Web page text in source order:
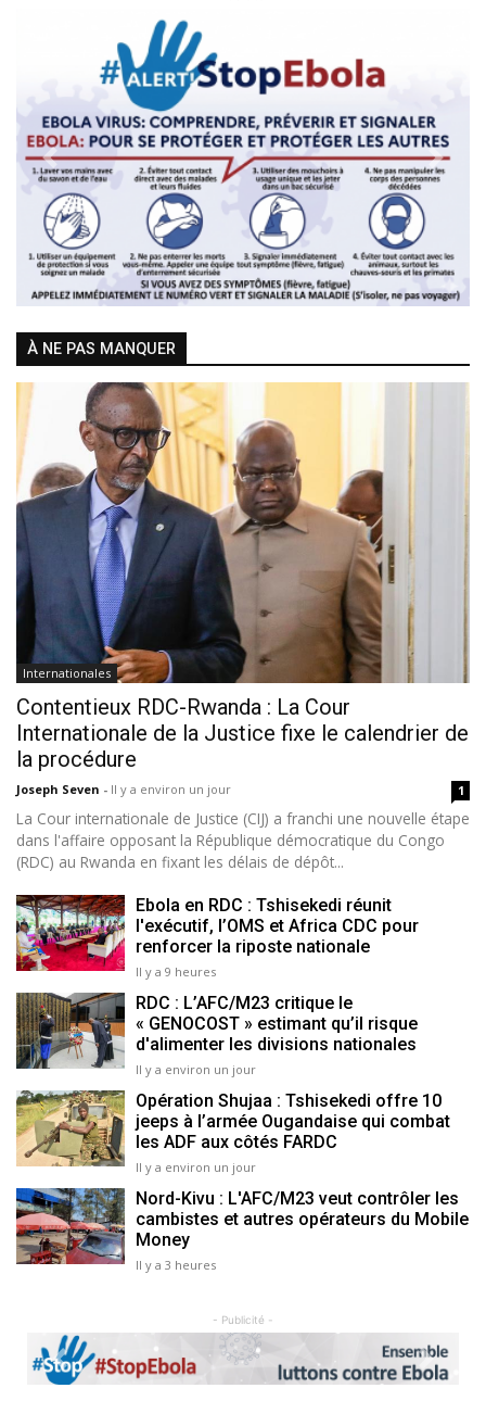
Previous Next
À NE PAS MANQUER
Internationales
Contentieux RDC-Rwanda : La Cour
Internationale de la Justice fixe le calendrier de
la procédure
Joseph Seven - Il y a environ un jour 1
La Cour internationale de Justice (CIJ) a franchi une nouvelle étape
dans l'affaire opposant la République démocratique du Congo
(RDC) au Rwanda en fixant les délais de dépôt...
Ebola en RDC : Tshisekedi réunit
l'exécutif, l’OMS et Africa CDC pour
renforcer la riposte nationale
Il y a 9 heures
RDC : L’AFC/M23 critique le
« GENOCOST » estimant qu’il risque
d'alimenter les divisions nationales
Il y a environ un jour
Opération Shujaa : Tshisekedi offre 10
jeeps à l’armée Ougandaise qui combat
les ADF aux côtés FARDC
Il y a environ un jour
Nord-Kivu : L'AFC/M23 veut contrôler les
cambistes et autres opérateurs du Mobile
Money
Il y a 3 heures
- Publicité -
Previous Next